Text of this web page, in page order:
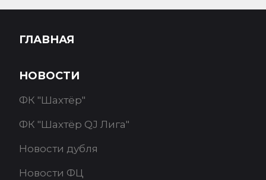
ГЛАВНАЯ
НОВОСТИ
ФК "Шахтёр"
ФК "Шахтёр QJ Лига"
Новости дубля
Новости ФЦ